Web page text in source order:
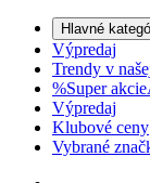
Hlavné
Výpredaj
Trendy v
%Super akcie
Výpredaj
Klubové ceny
Vybrané